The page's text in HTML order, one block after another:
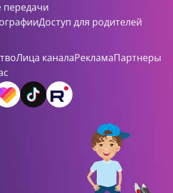
Доступ для родителей
Лица каналаРекламаПартнеры